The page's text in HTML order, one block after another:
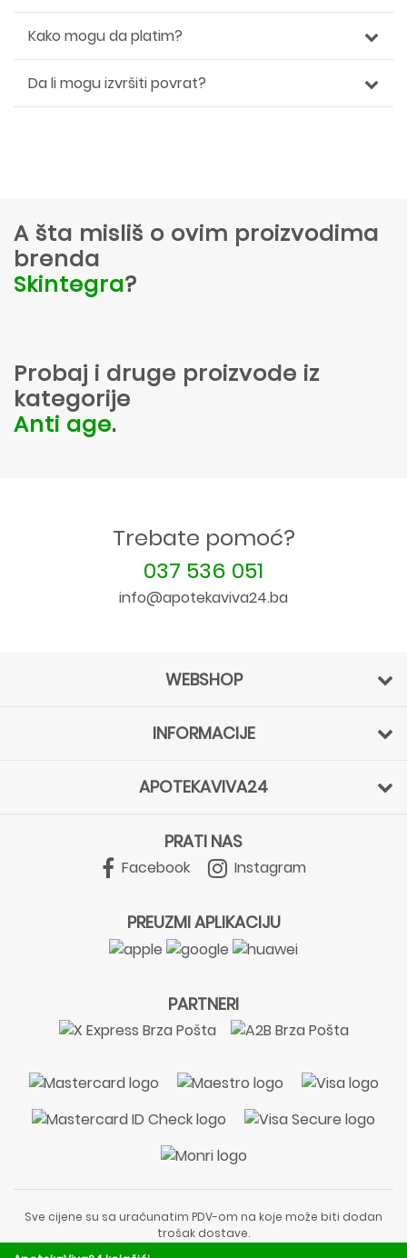
Kako mogu da platim?
Da li mogu izvršiti povrat?
A šta misliš o ovim proizvodima
brenda
Skintegra?
Probaj i druge proizvode iz
kategorije
Anti age.
Trebate pomoć?
037 536 051
info@apotekaviva24.ba
WEBSHOP
INFORMACIJE
APOTEKAVIVA24
PRATI NAS
Facebook Instagram
PREUZMI APLIKACIJU
PARTNERI
Sve cijene su sa uračunatim PDV-om na koje može biti dodan
trošak dostave.